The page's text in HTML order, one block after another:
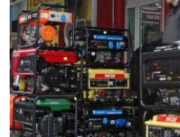
ВСЕ ЗА ДЕНЬ
СПЕЦПРОЕКТИ
ДЕПОРТАЦІЯ
ВІДЕОУРОКИ «ELIFBE»
СВІДЧЕННЯ ОКУПАЦІЇ
ЯК ОБІЙТИ БЛОКУВАННЯ
Русский